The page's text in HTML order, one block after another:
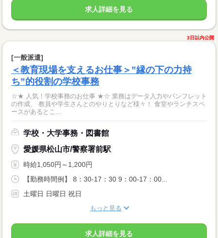
求人詳細を見る
3日以内公開
[一般派遣]
＜教育現場を支えるお仕事＞”縁の下の力持
ち”的役割の学校事務
☆★ 人気！学校事務のお仕事 ★☆ 業務はデータ入力やパンフレット
の作成、 教員や学生さんとのやりとりなど様々！ 食堂やランチスペ
ースがあるとこ...
学校・大学事務・図書館
愛媛県松山市/警察署前駅
時給1,050円～1,200円
【勤務時間例】 8：30-17：30 9：00-17：00...
土曜日 日曜日 祝日
もっと見る
求人詳細を見る